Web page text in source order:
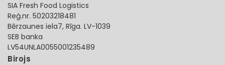
SIA Fresh Food Logistics
Reģ.nr. 50203218481
Bērzaunes iela7, Rīga. LV-1039
SEB banka
LV54UNLA0055001235489
Birojs